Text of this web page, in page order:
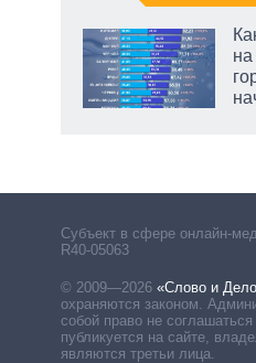
Субъект в сфере онлайн-
R40-05063
© 2009—2026 «Слово и
охраняются законом.
собой право не
публикуется на сайте,
являются третьи лица.